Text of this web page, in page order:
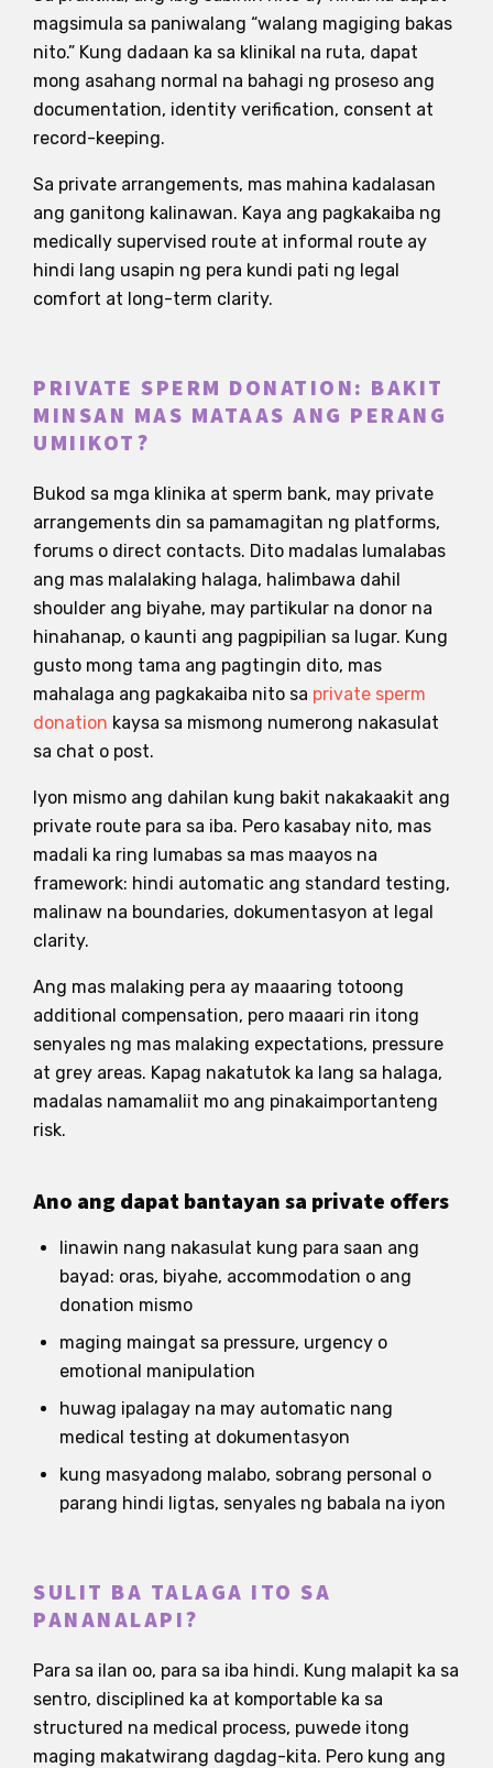
magsimula sa paniwalang “walang magiging bakas
nito.” Kung dadaan ka sa klinikal na ruta, dapat
mong asahang normal na bahagi ng proseso ang
documentation, identity verification, consent at
record-keeping.
Sa private arrangements, mas mahina kadalasan
ang ganitong kalinawan. Kaya ang pagkakaiba ng
medically supervised route at informal route ay
hindi lang usapin ng pera kundi pati ng legal
comfort at long-term clarity.
PRIVATE SPERM DONATION: BAKIT
MINSAN MAS MATAAS ANG PERANG
UMIIKOT?
Bukod sa mga klinika at sperm bank, may private
arrangements din sa pamamagitan ng platforms,
forums o direct contacts. Dito madalas lumalabas
ang mas malalaking halaga, halimbawa dahil
shoulder ang biyahe, may partikular na donor na
hinahanap, o kaunti ang pagpipilian sa lugar. Kung
gusto mong tama ang pagtingin dito, mas
mahalaga ang pagkakaiba nito sa private sperm
donation kaysa sa mismong numerong nakasulat
sa chat o post.
Iyon mismo ang dahilan kung bakit nakakaakit ang
private route para sa iba. Pero kasabay nito, mas
madali ka ring lumabas sa mas maayos na
framework: hindi automatic ang standard testing,
malinaw na boundaries, dokumentasyon at legal
clarity.
Ang mas malaking pera ay maaaring totoong
additional compensation, pero maaari rin itong
senyales ng mas malaking expectations, pressure
at grey areas. Kapag nakatutok ka lang sa halaga,
madalas namamaliit mo ang pinakaimportanteng
risk.
Ano ang dapat bantayan sa private offers
linawin nang nakasulat kung para saan ang
bayad: oras, biyahe, accommodation o ang
donation mismo
maging maingat sa pressure, urgency o
emotional manipulation
huwag ipalagay na may automatic nang
medical testing at dokumentasyon
kung masyadong malabo, sobrang personal o
parang hindi ligtas, senyales ng babala na iyon
SULIT BA TALAGA ITO SA
PANANALAPI?
Para sa ilan oo, para sa iba hindi. Kung malapit ka sa
sentro, disciplined ka at komportable ka sa
structured na medical process, puwede itong
maging makatwirang dagdag-kita. Pero kung ang